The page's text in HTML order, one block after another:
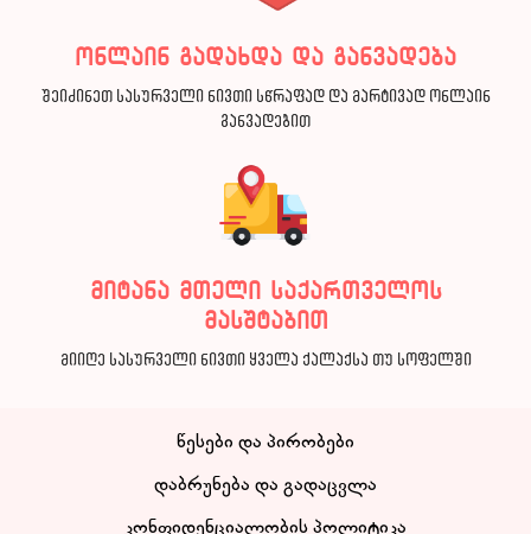
ონლაინ გადახდა და განვადება
შეიძინეთ სასურველი ნივთი სწრაფად და მარტივად ონლაინ
განვადებით
მიტანა მთელი საქართველოს
მასშტაბით
მიიღე სასურველი ნივთი ყველა ქალაქსა თუ სოფელში
წესები და პირობები
დაბრუნება და გადაცვლა
კონფიდენციალობის პოლიტიკა